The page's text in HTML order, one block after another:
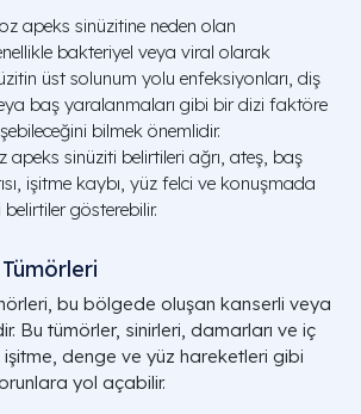
apeks sinüzitine neden olan
bakteriyel veya viral olarak
üst solunum yolu enfeksiyonları, diş
baş yaralanmaları gibi bir dizi faktöre
bilmek önemlidir.
apeks sinüziti belirtileri ağrı, ateş, baş
işitme kaybı, yüz felci ve konuşmada
gösterebilir.
bu bölgede oluşan kanserli veya
Bu tümörler, sinirleri, damarları ve iç
işitme, denge ve yüz hareketleri gibi
yol açabilir.